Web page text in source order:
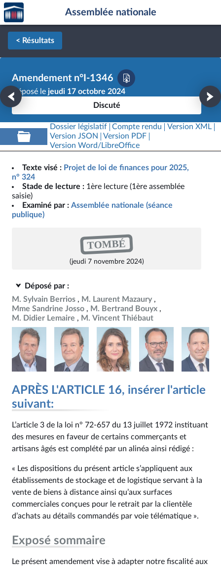
Aller au contenu
Aller en bas de la page
Accèder
à la
page
d'accueil
Assemblée nationale
< Résultats
Amendement n°I-1346
Déposé le jeudi 17 octobre 2024
Discuté
Dossier législatif Compte rendu
Version XML
Version JSON
Version PDF
Version Word/LibreOffice
Texte visé : Projet de loi de finances pour 2025,
n° 324
Stade de lecture : 1ère lecture (1ère assemblée
saisie)
Examiné par : Assemblée nationale (séance
publique)
TOMBÉ
(jeudi 7 novembre 2024)
Déposé par :
M. Sylvain Berrios
M. Laurent Mazaury
Mme Sandrine Josso
M. Bertrand Bouyx
M. Didier Lemaire
M. Vincent Thiébaut
APRÈS L'ARTICLE 16, insérer l'article
suivant:
L’article 3 de la loi n° 72‑657 du 13 juillet 1972 instituant
des mesures en faveur de certains commerçants et
artisans âgés est complété par un alinéa ainsi rédigé :
« Les dispositions du présent article s’appliquent aux
établissements de stockage et de logistique servant à la
vente de biens à distance ainsi qu’aux surfaces
commerciales conçues pour le retrait par la clientèle
d’achats au détails commandés par voie télématique ».
Exposé sommaire
Le présent amendement vise à adapter notre fiscalité aux